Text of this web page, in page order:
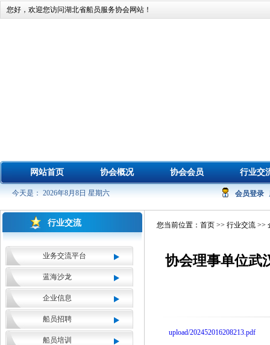
您好，欢迎您访问湖北省船员服务协会网站！
网站首页 协会概况 协会会员 行业交
今天是： 2026年8月8日 星期六 会员登录
行业交流
业务交流平台
蓝海沙龙
企业信息
船员招聘
船员培训
您当前位置： 首页 >> 行业交流 >>
协会理事单位武
upload/202452016208213.pdf